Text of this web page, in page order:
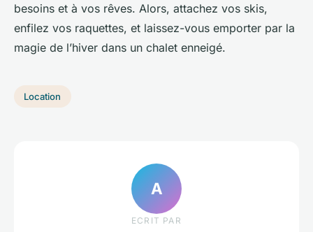
besoins et à vos rêves. Alors, attachez vos skis,
enfilez vos raquettes, et laissez-vous emporter par la
magie de l’hiver dans un chalet enneigé.
Location
A
ECRIT PAR